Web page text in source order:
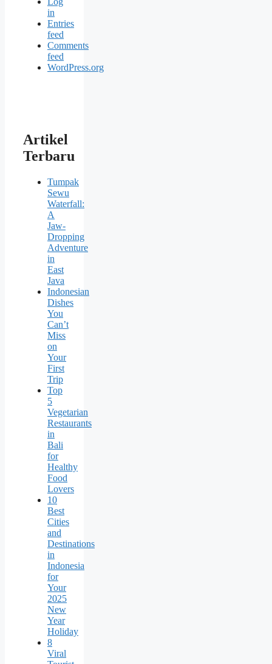
in
Entries
feed
Comments
feed
WordPress.org
Artikel
Terbaru
Tumpak
Sewu
Waterfall:
A
Jaw-
Dropping
Adventure
in
East
Java
Indonesian
Dishes
You
Can’t
Miss
on
Your
First
Trip
Top
5
Vegetarian
Restaurants
in
Bali
for
Healthy
Food
Lovers
10
Best
Cities
and
Destinations
in
Indonesia
for
Your
2025
New
Year
Holiday
8
Viral